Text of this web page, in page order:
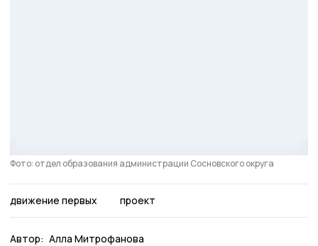
Фото: отдел образования администрации Сосновского округа
движение первых проект
Автор: Алла Митрофанова